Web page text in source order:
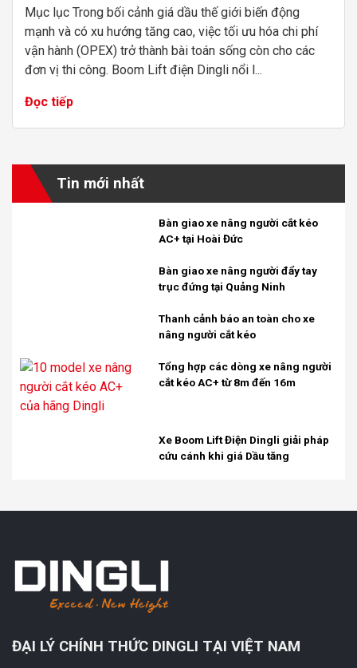
Mục lục Trong bối cảnh giá dầu thế giới biến động
mạnh và có xu hướng tăng cao, việc tối ưu hóa chi phí
vận hành (OPEX) trở thành bài toán sống còn cho các
đơn vị thi công. Boom Lift điện Dingli nổi l...
Đọc tiếp
Tin mới nhất
Bàn giao xe nâng người cắt kéo
AC+ tại Hoài Đức
Bàn giao xe nâng người đẩy tay
trục đứng tại Quảng Ninh
Thanh cảnh báo an toàn cho xe
nâng người cắt kéo
Tổng hợp các dòng xe nâng người
cắt kéo AC+ từ 8m đến 16m
Xe Boom Lift Điện Dingli giải pháp
cứu cánh khi giá Dầu tăng
ĐẠI LÝ CHÍNH THỨC DINGLI TẠI VIỆT NAM